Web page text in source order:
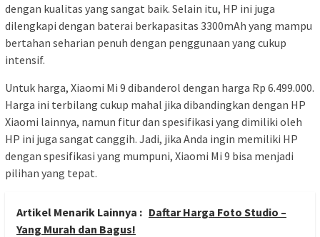
dengan kualitas yang sangat baik. Selain itu, HP ini juga
dilengkapi dengan baterai berkapasitas 3300mAh yang mampu
bertahan seharian penuh dengan penggunaan yang cukup
intensif.
Untuk harga, Xiaomi Mi 9 dibanderol dengan harga Rp 6.499.000.
Harga ini terbilang cukup mahal jika dibandingkan dengan HP
Xiaomi lainnya, namun fitur dan spesifikasi yang dimiliki oleh
HP ini juga sangat canggih. Jadi, jika Anda ingin memiliki HP
dengan spesifikasi yang mumpuni, Xiaomi Mi 9 bisa menjadi
pilihan yang tepat.
Artikel Menarik Lainnya : Daftar Harga Foto Studio –
Yang Murah dan Bagus!